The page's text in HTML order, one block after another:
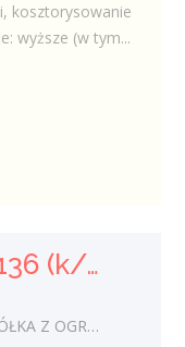
kosztorysowanie
wyższe (w tym...
Spawacz mag 135/136 (k/m)